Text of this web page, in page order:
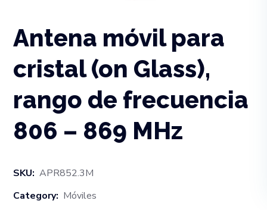
Antena móvil para
cristal (on Glass),
rango de frecuencia
806 – 869 MHz
SKU: APR852.3M
Category: Móviles